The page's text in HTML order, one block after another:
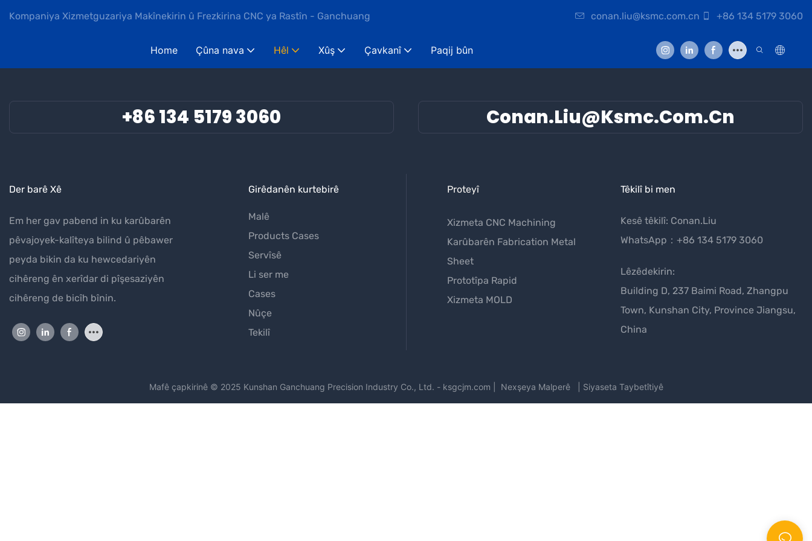
Kompaniya Xizmetguzariya Makînekirin û Frezkirina CNC ya Rastîn - Ganchuang conan.liu@ksmc.com.cn +86 134 5179 3060
Home Çûna nava Hêl Xûş Çavkanî Paqij bûn
+86 134 5179 3060 Conan.liu@ksmc.com.cn
Der barê Xê
Em her gav pabend in ku karûbarên
pêvajoyek-kalîteya bilind û pêbawer
peyda bikin da ku hewcedariyên
cihêreng ên xerîdar di pîşesaziyên
cihêreng de bicîh bînin.
Girêdanên kurtebirê
Malê
Products Cases
Servîsê
Li ser me
Cases
Nûçe
Tekilî
Proteyî
Xizmeta CNC Machining
Karûbarên Fabrication Metal
Sheet
Prototîpa Rapid
Xizmeta MOLD
Têkilî bi men
Kesê têkilî: Conan.Liu
WhatsApp：+86 134 5179 3060
Lêzêdekirin:
Building D, 237 Baimi Road, Zhangpu
Town, Kunshan City, Province Jiangsu,
China
Mafê çapkirinê © 2025 Kunshan Ganchuang Precision Industry Co., Ltd. - ksgcjm.com Nexşeya Malperê Siyaseta Taybetîtiyê